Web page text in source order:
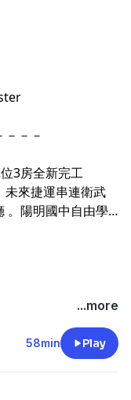
－－
3房全新完工
未來捷運串連衛武
。陽明國中自由學
...more
58min Play